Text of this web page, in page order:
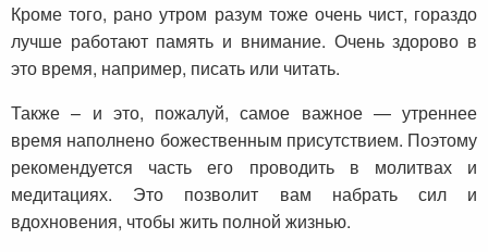
Кроме того, рано утром разум тоже очень чист, гораздо
лучше работают память и внимание. Очень здорово в
это время, например, писать или читать.
Также – и это, пожалуй, самое важное — утреннее
время наполнено божественным присутствием. Поэтому
рекомендуется часть его проводить в молитвах и
медитациях. Это позволит вам набрать сил и
вдохновения, чтобы жить полной жизнью.